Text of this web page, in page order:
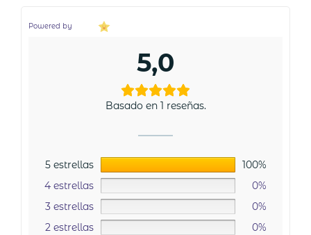
Powered by
5,0
Basado en 1 reseñas.
5 estrellas
100%
4 estrellas
0%
3 estrellas
0%
2 estrellas
0%